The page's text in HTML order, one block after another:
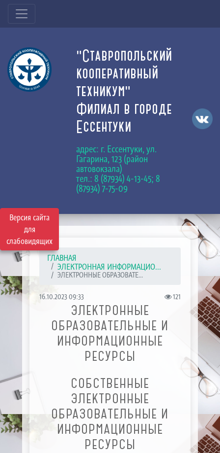
Версия сайта
для
слабовидящих
"Ставропольский
кооперативный
техникум"
Филиал в городе
Ессентуки
адрес: г. Ессентуки, ул.
Гагарина, 123 (район
автовокзала)
тел.: 8 (87934) 4-13-45; 8
(87934) 7-75-09
ГЛАВНАЯ
ЭЛЕКТРОННАЯ ИНФОРМАЦИО...
ЭЛЕКТРОННЫЕ ОБРАЗОВАТЕ...
16.10.2023 09:33 121
ЭЛЕКТРОННЫЕ
ОБРАЗОВАТЕЛЬНЫЕ И
ИНФОРМАЦИОННЫЕ
РЕСУРСЫ
СОБСТВЕННЫЕ
ЭЛЕКТРОННЫЕ
ОБРАЗОВАТЕЛЬНЫЕ И
ИНФОРМАЦИОННЫЕ
РЕСУРСЫ